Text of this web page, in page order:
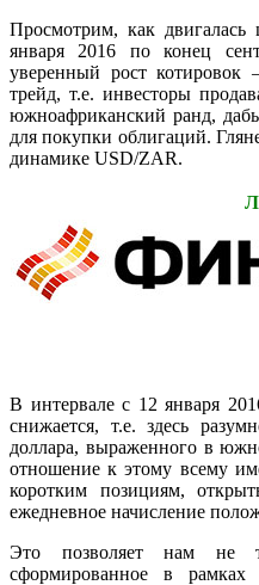
Просмотрим, как
января 2016 по конец
уверенный рост
трейд, т.е. инвесторы
южноафриканский ранд,
для покупки облигаций.
динамике USD/ZAR.
В интервале с 12 января
снижается, т.е. здесь
доллара, выраженного в
отношение к этому всему
коротким позициям,
ежедневное начисление
Это позволяет нам не
сформированное в рамках